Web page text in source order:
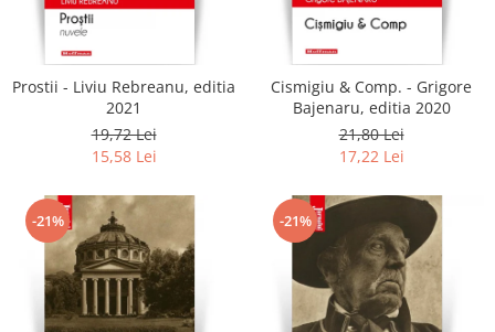
Literatura
Clasica
Contemporana
Universala
Non-fictiune
Calatorii
Memorii
Publicistica / Reportaje / Interviuri
Prostii - Liviu Rebreanu, editia
2021
19,72 Lei
15,58 Lei
Cismigiu & Comp. - Grigore
Bajenaru, editia 2020
21,80 Lei
17,22 Lei
-21% -21%